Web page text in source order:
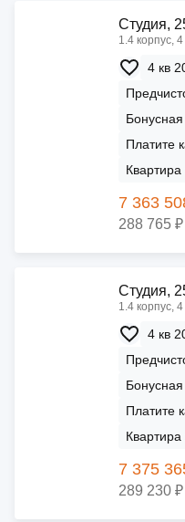
Cтудия,
1.4 корпус,
4 кв
Платите
7 363
288 765 ₽
Cтудия,
1.4 корпус,
4 кв
Платите
7 375
289 230 ₽